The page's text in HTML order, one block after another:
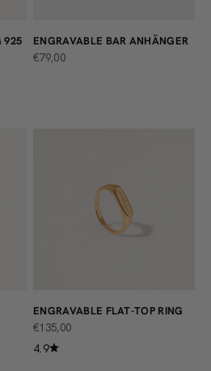
925
ENGRAVABLE BAR ANHÄNGER
ANGEBOT
€79,00
ENGRAVABLE FLAT-TOP RING
ANGEBOT
€135,00
4.9